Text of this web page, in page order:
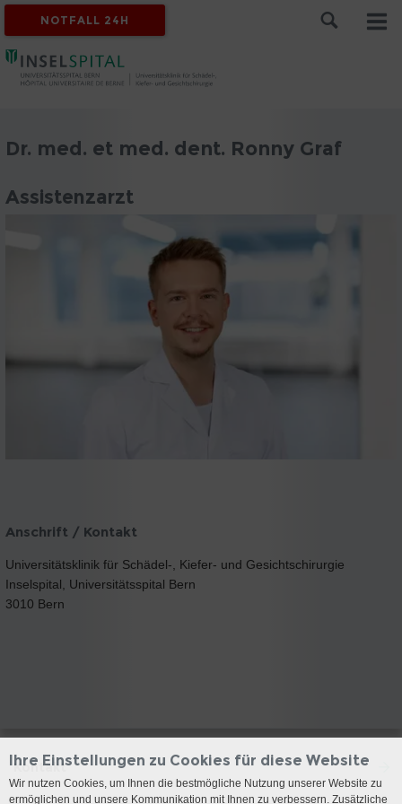
NOTFALL 24H
Dr. med. et med. dent. Ronny Graf
Assistenzarzt
Anschrift / Kontakt
Universitätsklinik für Schädel-, Kiefer- und Gesichtschirurgie
Inselspital, Universitätsspital Bern
3010 Bern
Kontakt
Ihre Einstellungen zu Cookies für diese Website
Wir nutzen Cookies, um Ihnen die bestmögliche Nutzung unserer Website zu
ermöglichen und unsere Kommunikation mit Ihnen zu verbessern. Zusätzliche